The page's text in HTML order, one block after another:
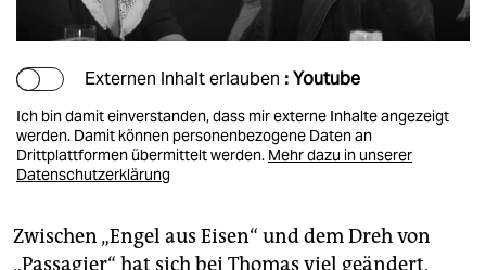
Externen Inhalt erlauben : Youtube
Ich bin damit einverstanden, dass mir externe Inhalte angezeigt
werden. Damit können personenbezogene Daten an
Drittplattformen übermittelt werden. Mehr dazu in unserer
Datenschutzerklärung
Zwischen „Engel aus Eisen“ und dem Dreh von
„Passagier“ hat sich bei Thomas viel geändert,